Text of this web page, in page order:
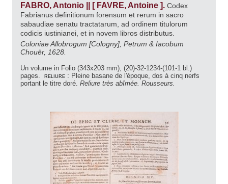
FABRO, Antonio || [ FAVRE, Antoine ]. Codex
Fabrianus definitionum forensum et rerum in sacro
sabaudiae senatu tractatarum, ad ordinem titulorum
codicis iustinianei, et in novem libros distributus.
Coloniae Allobrogum [Cologny], Petrum & Iacobum
Chouër, 1628.
Un volume in Folio (343x203 mm), (20)-32-1234-(101-1 bl.)
pages. reliure : Pleine basane de l'époque, dos à cinq nerfs
portant le titre doré. Reliure très abîmée. Rousseurs.